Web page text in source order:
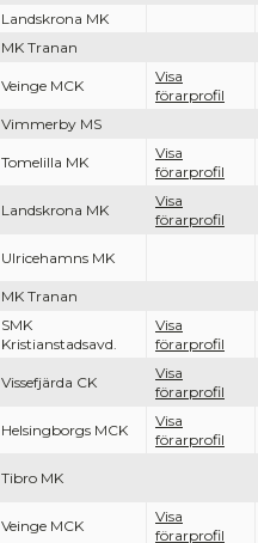
Landskrona MK
MK Tranan
Veinge MCK
Visa
förarprofil
Vimmerby MS
Tomelilla MK
Visa
förarprofil
Landskrona MK
Visa
förarprofil
Ulricehamns MK
MK Tranan
SMK
Kristianstadsavd.
Visa
förarprofil
Vissefjärda CK
Visa
förarprofil
Helsingborgs MCK
Visa
förarprofil
Tibro MK
Veinge MCK
Visa
förarprofil